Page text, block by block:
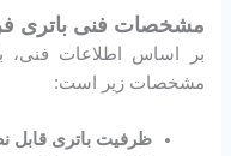
مشخصات فنی باتری
بر اساس اطلاعات فنی،
مشخصات زیر است:
ظرفیت باتری قابل